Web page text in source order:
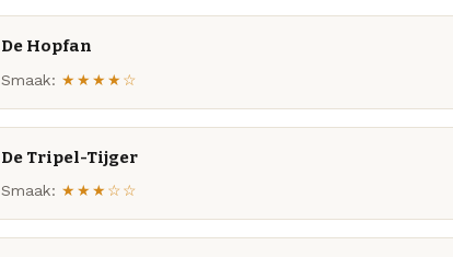
De Hopfan
Smaak: ★★★★☆
De Tripel-Tijger
Smaak: ★★★☆☆